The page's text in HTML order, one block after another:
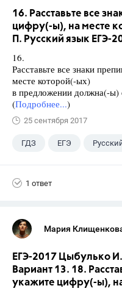
16. Расставьте все
цифру(-ы), на месте
П. Русский язык ЕГЭ-
16.
Расставьте все знаки
месте которой(-ых)
в предложении должна(-ы)
(Подробнее...)
25 сентября 2017
ГДЗ ЕГЭ
1 ответ
Мария
ЕГЭ-2017 Цыбулько
Вариант 13. 18.
укажите цифру(-ы),